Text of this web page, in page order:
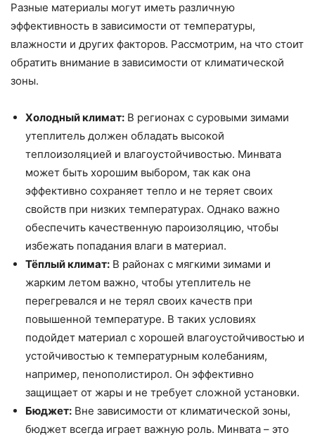
Разные материалы могут иметь различную
эффективность в зависимости от температуры,
влажности и других факторов. Рассмотрим, на что стоит
обратить внимание в зависимости от климатической
зоны.
Холодный климат: В регионах с суровыми зимами
утеплитель должен обладать высокой
теплоизоляцией и влагоустойчивостью. Минвата
может быть хорошим выбором, так как она
эффективно сохраняет тепло и не теряет своих
свойств при низких температурах. Однако важно
обеспечить качественную пароизоляцию, чтобы
избежать попадания влаги в материал.
Тёплый климат: В районах с мягкими зимами и
жарким летом важно, чтобы утеплитель не
перегревался и не терял своих качеств при
повышенной температуре. В таких условиях
подойдет материал с хорошей влагоустойчивостью и
устойчивостью к температурным колебаниям,
например, пенополистирол. Он эффективно
защищает от жары и не требует сложной установки.
Бюджет: Вне зависимости от климатической зоны,
бюджет всегда играет важную роль. Минвата – это